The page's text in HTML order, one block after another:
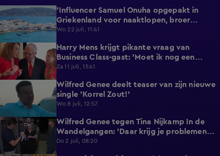
1:00
'Influencer Samuel Onuha opgepakt in
Griekenland voor naaktlopen, broer
reageert met statement'
Wo 22 juli, 11:41
0:17
Harry Mens krijgt pikante vraag van
Business Class-gast: 'Moet ik nog een
knoopje losdoen?'
Za 11 juli, 13:41
0:37
Wilfred Genee deelt teaser van zijn nieuwe
single 'Korrel Zout!'
Wo 8 juli, 12:57
6:55
Wilfred Genee tegen Tina Nijkamp In de
Wandelgangen: 'Daar krijg je problemen
mee!'
Do 2 juli, 08:20